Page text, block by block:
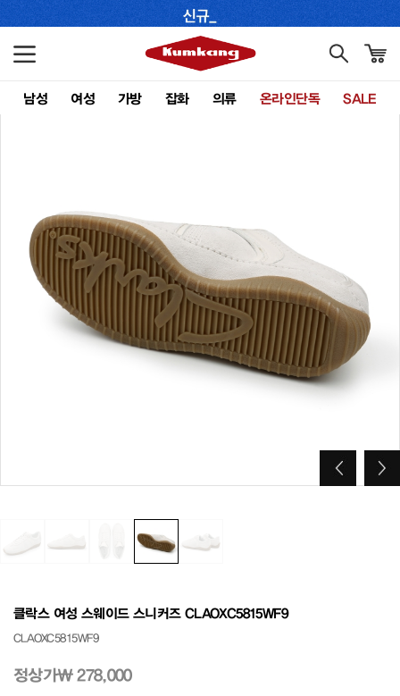
남성 여성 가방 잡화 의류 온라인단독 SALE
클락스 여성 스웨이드 스니커즈 CLAOXC5815WF9
CLAOXC5815WF9
정상가₩ 278,000